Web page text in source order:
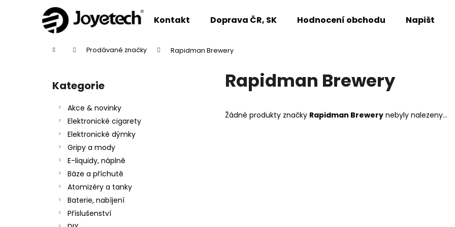
Kontakt Doprava ČR, SK Hodnocení obchodu Napište
Domů Prodávané značky Rapidman Brewery
Přeskočit
kategorie
Kategorie
Akce & novinky
Elektronické cigarety
Elektronické dýmky
Gripy a mody
E-liquidy, náplně
Báze a příchutě
Atomizéry a tanky
Baterie, nabíjení
Příslušenství
Rapidman Brewery
Žádné produkty značky Rapidman Brewery nebyly nalezeny...
Zpět
Zpět
Co potřebujete najít?
HLEDAT